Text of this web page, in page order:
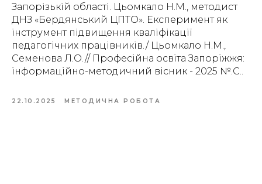
Запорізькій області. Цьомкало Н.М., методист
ДНЗ «Бердянський ЦПТО». Експеримент як
інструмент підвищення кваліфікації
педагогічних працівників./ Цьомкало Н.М.,
Семенова Л.О.// Професійна освіта Запоріжжя:
інформаційно-методичний вісник - 2025 №.С..
22.10.2025 МЕТОДИЧНА РОБОТА